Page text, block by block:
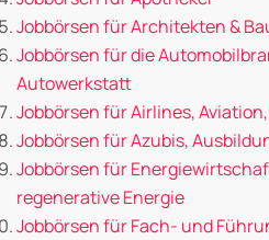
Jobbörsen für Architekten &
Jobbörsen für die
Autowerkstatt
Jobbörsen für Airlines,
Jobbörsen für Azubis,
Jobbörsen für
regenerative Energie
Jobbörsen für Fach- und